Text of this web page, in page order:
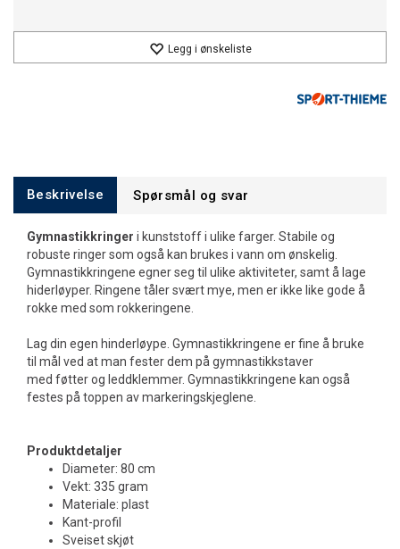
Legg i ønskeliste
Beskrivelse Spørsmål og svar
Gymnastikkringer i kunststoff i ulike farger. Stabile og
robuste ringer som også kan brukes i vann om ønskelig.
Gymnastikkringene egner seg til ulike aktiviteter, samt å lage
hiderløyper. Ringene tåler svært mye, men er ikke like gode å
rokke med som rokkeringene.
Lag din egen hinderløype. Gymnastikkringene er fine å bruke
til mål ved at man fester dem på gymnastikkstaver
med føtter og leddklemmer. Gymnastikkringene kan også
festes på toppen av markeringskjeglene.
Produktdetaljer
Diameter: 80 cm
Vekt: 335 gram
Materiale: plast
Kant-profil
Sveiset skjøt